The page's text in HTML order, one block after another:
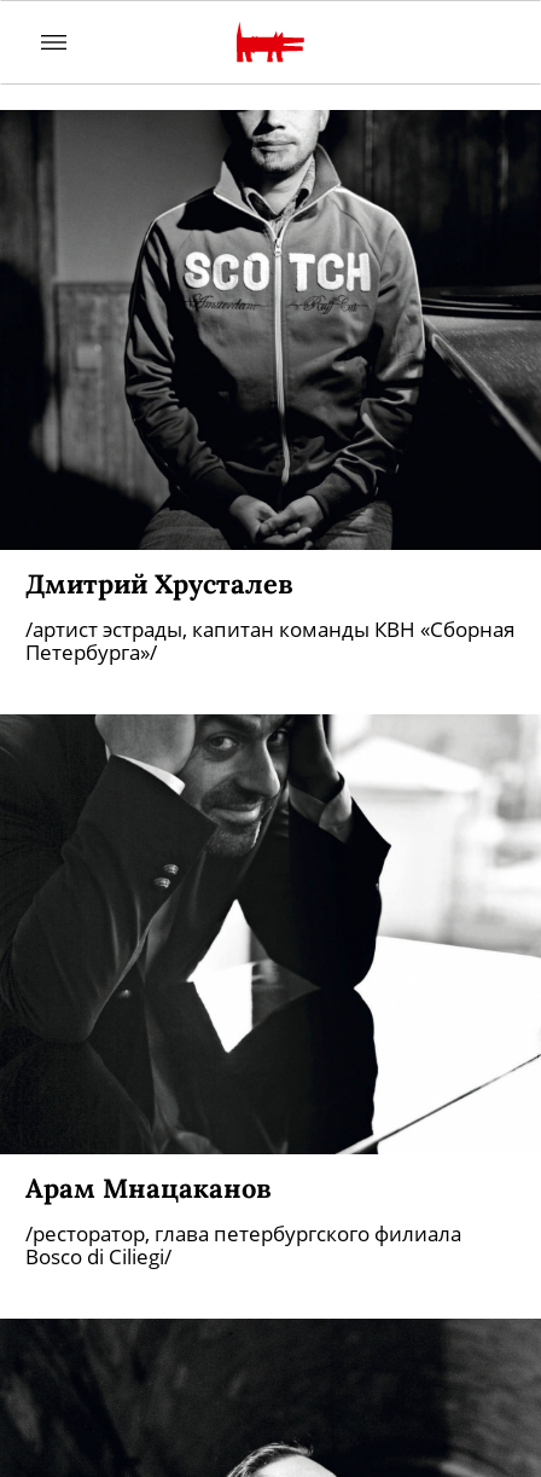
Дмитрий Хрусталев
/артист эстрады, капитан команды КВН «Сборная
Петербурга»/
Арам Мнацаканов
/ресторатор, глава петербургского филиала
Bosco di Ciliegi/